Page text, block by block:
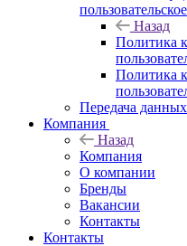
Назад
Политика
Политика
Передача данных
Компания
Назад
Компания
О компании
Бренды
Вакансии
Контакты
Контакты